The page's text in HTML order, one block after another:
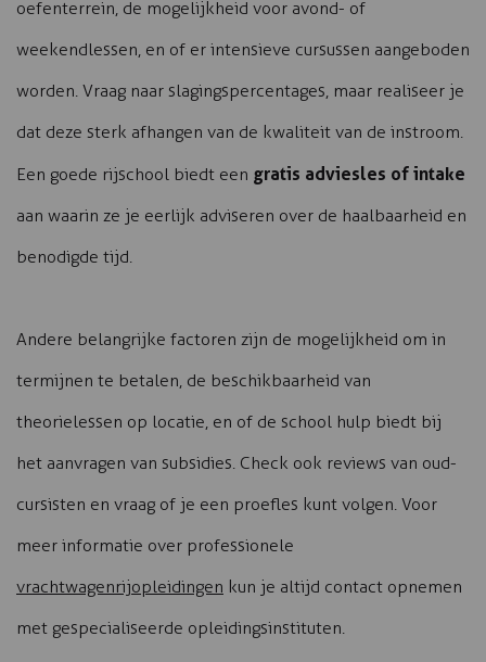
oefenterrein, de mogelijkheid voor avond- of
weekendlessen, en of er intensieve cursussen aangeboden
worden. Vraag naar slagingspercentages, maar realiseer je
dat deze sterk afhangen van de kwaliteit van de instroom.
Een goede rijschool biedt een gratis adviesles of intake
aan waarin ze je eerlijk adviseren over de haalbaarheid en
benodigde tijd.
Andere belangrijke factoren zijn de mogelijkheid om in
termijnen te betalen, de beschikbaarheid van
theorielessen op locatie, en of de school hulp biedt bij
het aanvragen van subsidies. Check ook reviews van oud-
cursisten en vraag of je een proefles kunt volgen. Voor
meer informatie over professionele
vrachtwagenrijopleidingen kun je altijd contact opnemen
met gespecialiseerde opleidingsinstituten.